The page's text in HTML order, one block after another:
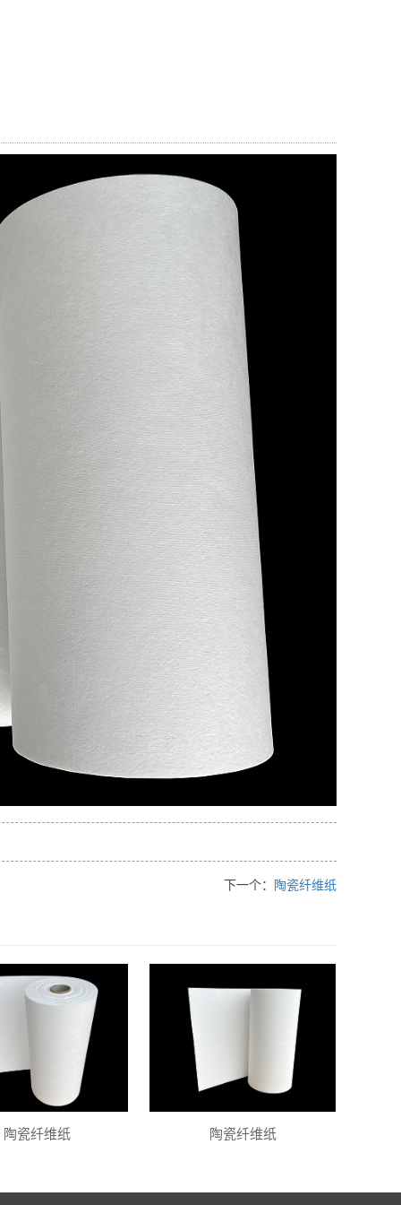
下一个： 陶瓷纤维纸
陶瓷纤维纸 陶瓷纤维纸